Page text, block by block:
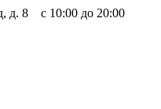
д. 8 c 10:00 до 20:00